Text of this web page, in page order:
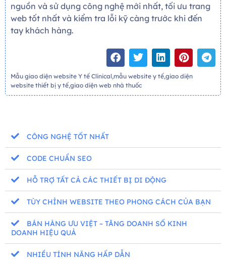
nguồn và sử dụng công nghệ mới nhất, tối ưu trang
web tốt nhất và kiểm tra lỗi kỹ càng trước khi đến
tay khách hàng.
Mẫu giao diện website Y tế Clinical,mẫu website y tế,giao diện
website thiết bị y tế,giao diện web nhà thuốc
CÔNG NGHỆ TỐT NHẤT
CODE CHUẨN SEO
HỖ TRỢ TẤT CẢ CÁC THIẾT BỊ DI ĐỘNG
TÙY CHỈNH WEBSITE THEO PHONG CÁCH CỦA BẠN
BÁN HÀNG ƯU VIỆT – TĂNG DOANH SỐ KINH
DOANH HIỆU QUẢ
NHIỀU TÍNH NĂNG HẤP DẪN